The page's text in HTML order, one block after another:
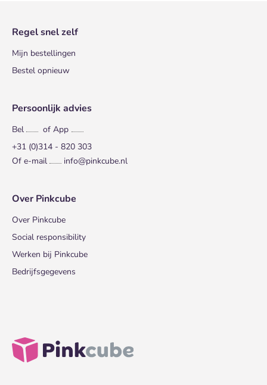
Regel snel zelf
Mijn bestellingen
Bestel opnieuw
Persoonlijk advies
Bel
of App
+31 (0)314 - 820 303
Of e-mail
info@pinkcube.nl
Over Pinkcube
Over Pinkcube
Social responsibility
Werken bij Pinkcube
Bedrijfsgegevens